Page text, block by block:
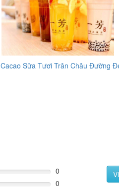
Cacao Sữa Tươi Trân Châu Đường
0
0